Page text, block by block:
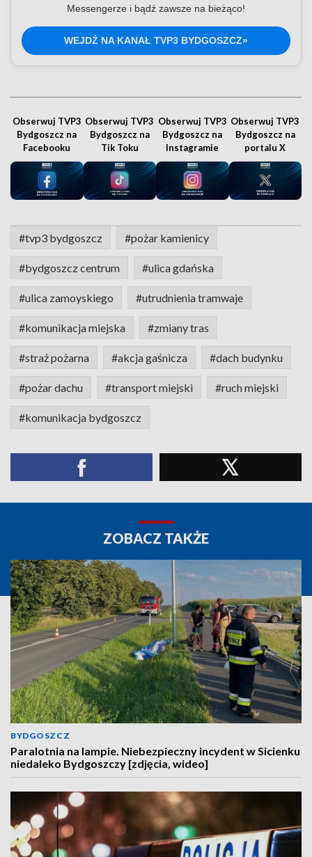
Messengerze i bądź zawsze na bieżąco!
WEJDŹ NA KANAŁ TVP3 BYDGOSZCZ»
Obserwuj TVP3
Bydgoszcz na
Facebooku
Obserwuj TVP3
Bydgoszcz na
Tik Toku
Obserwuj TVP3
Bydgoszcz na
Instagramie
Obserwuj TVP3
Bydgoszcz na
portalu X
#tvp3 bydgoszcz #pożar kamienicy
#bydgoszcz centrum #ulica gdańska
#ulica zamoyskiego #utrudnienia tramwaje
#komunikacja miejska #zmiany tras
#straż pożarna #akcja gaśnicza #dach budynku
#pożar dachu #transport miejski #ruch miejski
#komunikacja bydgoszcz
ZOBACZ TAKŻE
BYDGOSZCZ
Paralotnia na lampie. Niebezpieczny incydent w Sicienku
niedaleko Bydgoszczy [zdjęcia, wideo]